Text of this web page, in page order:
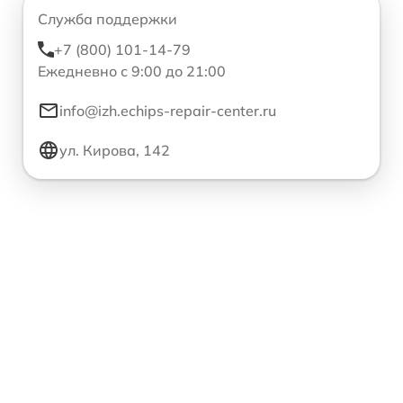
Служба поддержки
+7 (800) 101-14-79
Ежедневно с 9:00 до 21:00
info@izh.echips-repair-center.ru
ул. Кирова, 142